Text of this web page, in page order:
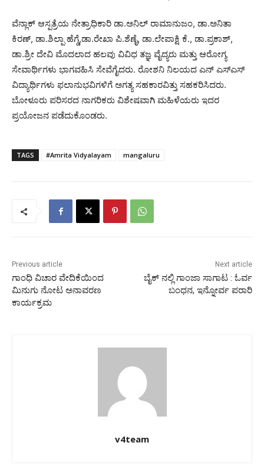
ವೆನ್ಲಾಕ್ ಆಸ್ಪತ್ರೆಯ ನೇತ್ರಾಧಿಕಾರಿ ಡಾ.ಅನಿಲ್ ರಾಮಾನುಜಂ, ಡಾ.ಅನಿತಾ
ಕಿರಣ್, ಡಾ.ಶಿಲ್ಪಾ ಹೆಗ್ಡೆ,ಡಾ.ರೇಖಾ ಪಿ‌.ಶೆಣೈ, ಡಾ.ಲೇಪಾಕ್ಷಿ ಕೆ., ಡಾ.ಪ್ರಕಾಶ್,
ಡಾ.ಶ್ರೀ ದೇವಿ ಮೊದಲಾದ ಹಲವು ವಿವಿಧ ತಜ್ಞ ವೈದ್ಯರು ಮತ್ತು ಆರೋಗ್ಯ
ಸೇವಾರ್ಥಿಗಳು ಭಾಗವಹಿಸಿ ಸೇವೆಗೈದರು. ರೋಶನಿ ನಿಲಯದ ಎನ್ ಎಸ್ಎಸ್
ವಿದ್ಯಾರ್ಥಿಗಳು ಫಲಾನುಭವಿಗಳಿಗೆ ಅಗತ್ಯ ಸಹಕಾರವಿತ್ತು ಸಹಕರಿಸಿದರು.
ಬೋಳೂರು ಪರಿಸರದ ನಾಗರಿಕರು ವಿಶೇಷವಾಗಿ ಮಹಿಳೆಯರು ಇದರ
ಪ್ರಯೋಜನ ಪಡೆದುಕೊಂಡರು.
TAGS #Amrita Vidyalayam mangaluru
Previous article
ಗಾಂಧಿ ವಿಚಾರ ವೇದಿಕೆಯಿಂದ
ಮಿನುಗು ನೋಟ ಅನಾವರಣ
ಕಾರ್ಯಕ್ರಮ
Next article
ಬೈಕ್ ನಲ್ಲಿ ಗಾಂಜಾ ಸಾಗಾಟ : ಓರ್ವ
ಬಂಧನ, ಇನ್ನೋರ್ವ ಪರಾರಿ
v4team